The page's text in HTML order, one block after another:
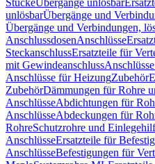
StückeÜbergänge unlösbar
unlösbarÜbergänge und
Übergänge und Verbindungen,
AnschlussdosenAnschlüsse
SteckanschlussErsatzteile für
mit Gewindeanschluss
Anschlüsse für HeizungZubehör
ZubehörDämmungen für Rohre
AnschlüsseAbdichtungen für
AnschlüsseAbdeckungen für
RohreSchutzrohre und
AnschlüsseErsatzteile für
AnschlüsseBefestigungen für